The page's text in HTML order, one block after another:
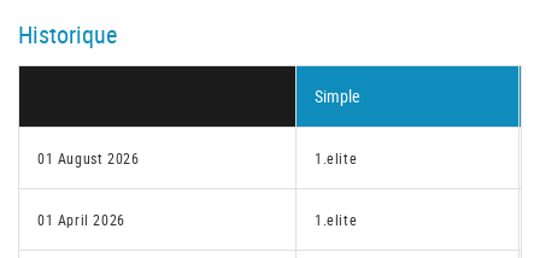
Historique
Simple
01 August 2026 1.elite
01 April 2026 1.elite